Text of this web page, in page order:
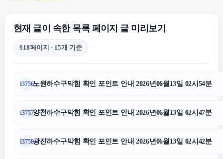
대전이혼전문변호사
구로구하수구막힘
현재 글이 속한 목록 페이지 글 미리보기
918페이지 · 15개 기준
13756노원하수구막힘 확인 포인트 안내 2026년06월13일 02시54분
13757양천하수구막힘 확인 포인트 안내 2026년06월13일 02시47분
13758광진하수구막힘 확인 포인트 안내 2026년06월13일 02시42분